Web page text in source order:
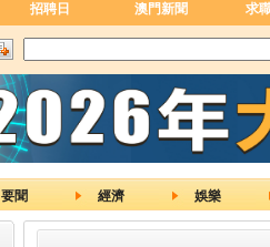
招聘日 澳門新聞 求
要聞 經濟 娛樂